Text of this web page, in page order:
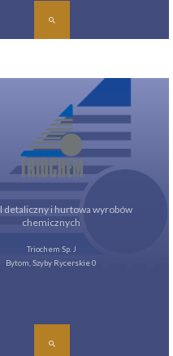
detaliczny i hurtowa wyrobów
chemicznych
Triochem Sp. J
Bytom, Szyby Rycerskie 0